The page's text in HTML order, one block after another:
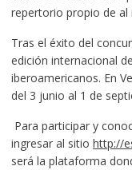
repertorio propio de al
Tras el éxito del
edición internacional
iberoamericanos. En
del 3 junio al 1 de
Para participar y
ingresar al sitio http://
será la plataforma